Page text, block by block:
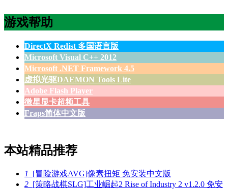
游戏帮助
DirectX Redist 多国语言版
Microsoft Visual C++ 2012
Microsoft .NET Framework 4.5
虚拟光驱DAEMON Tools Lite
Adobe Flash Player
微星显卡超频工具
Fraps简体中文版
本站精品推荐
1
[冒险游戏AVG]像素扭矩 免安装中文版
2 [策略战棋SLG]工业崛起2 Rise of Industry 2 v1.2.0 免安